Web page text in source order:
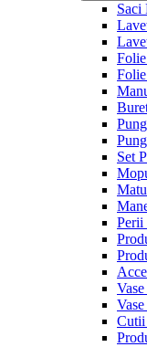
Saci
Set
Perii
Cutii